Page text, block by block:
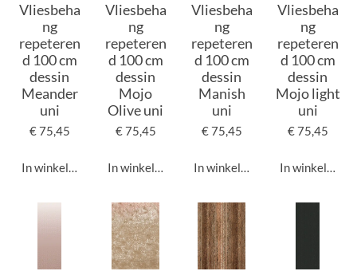
Vliesbeha
ng
repeteren
d 100 cm
dessin
Meander
uni
€ 75,45
In winkelwagen
Vliesbeha
ng
repeteren
d 100 cm
dessin
Mojo
Olive uni
€ 75,45
In winkelwagen
Vliesbeha
ng
repeteren
d 100 cm
dessin
Manish
uni
€ 75,45
In winkelwagen
Vliesbeha
ng
repeteren
d 100 cm
dessin
Mojo light
uni
€ 75,45
In